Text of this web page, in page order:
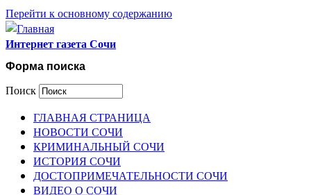
Перейти к основному содержанию
Интернет газета Сочи
Форма поиска
Поиск
ГЛАВНАЯ СТРАНИЦА
НОВОСТИ СОЧИ
КРИМИНАЛЬНЫЙ СОЧИ
ИСТОРИЯ СОЧИ
ДОСТОПРИМЕЧАТЕЛЬНОСТИ СОЧИ
ВИДЕО О СОЧИ